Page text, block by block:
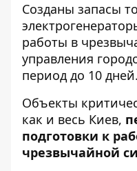
Созданы запасы
работы в
управления
период до 10 дней.
Объекты
как и весь Киев,
подготовки к
чрезвычайной